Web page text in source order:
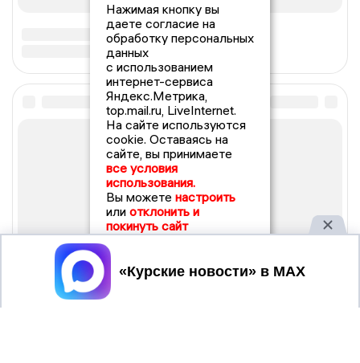
Нажимая кнопку вы
даете согласие на
обработку персональных
данных
с использованием
интернет-сервиса
Яндекс.Метрика,
top.mail.ru, LiveInternet.
На сайте используются
cookie. Оставаясь на
сайте, вы принимаете
все условия
использования.
Вы можете настроить
или отклонить и
покинуть сайт
Принять